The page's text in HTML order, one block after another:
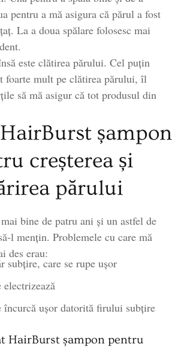
pentru a mă asigura că părul a fost
La a doua spălare folosesc mai
este clătirea părului. Cel puțin
foarte mult pe clătirea părului, îl
să mă asigur că tot produsul din
șampon
creșterea și
părului
bine de patru ani și un astfel de
l mențin. Problemele cu care mă
des erau:
subțire, care se rupe ușor
electrizează
încurcă ușor datorită firului subțire
HairBurst șampon pentru